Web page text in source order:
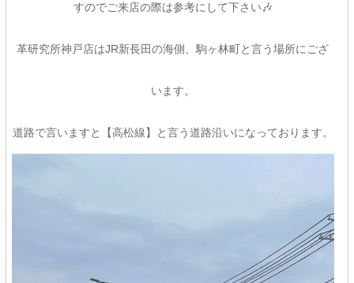
すのでご来店の際は参考にして下さい🎶
革研究所神戸店はJR新長田の海側、駒ヶ林町と言う場所にござ
います。
道路で言いますと【高松線】と言う道路沿いになっております。